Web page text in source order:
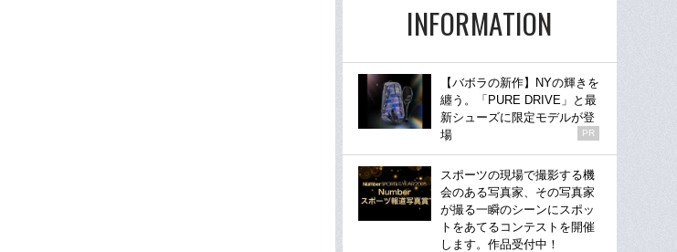
INFORMATION
【バボラの新作】NYの輝きを
纏う。「PURE DRIVE」と最
新シューズに限定モデルが登
場
PR
スポーツの現場で撮影する機
会のある写真家、その写真家
が撮る一瞬のシーンにスポッ
トをあてるコンテストを開催
します。作品受付中！